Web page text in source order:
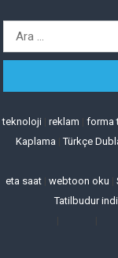
Arama:
teknoloji reklam forma
Kaplama |Türkçe
eta saat webtoon oku
Tatilbudur